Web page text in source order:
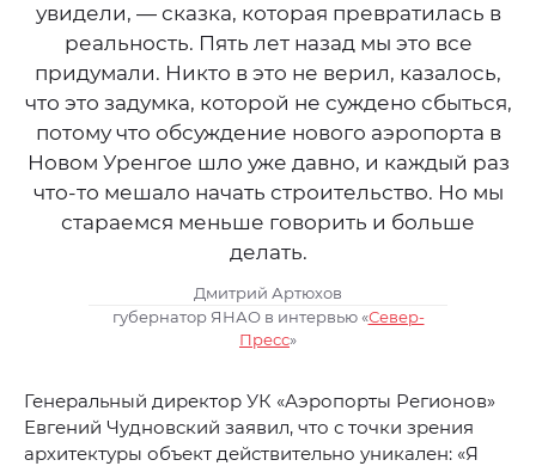
увидели, — сказка, которая превратилась в
реальность. Пять лет назад мы это все
придумали. Никто в это не верил, казалось,
что это задумка, которой не суждено сбыться,
потому что обсуждение нового аэропорта в
Новом Уренгое шло уже давно, и каждый раз
что-то мешало начать строительство. Но мы
стараемся меньше говорить и больше
делать.
Дмитрий Артюхов
губернатор ЯНАО в интервью «Север-
Пресс»
Генеральный директор УК «Аэропорты Регионов»
Евгений Чудновский заявил, что с точки зрения
архитектуры объект действительно уникален: «Я